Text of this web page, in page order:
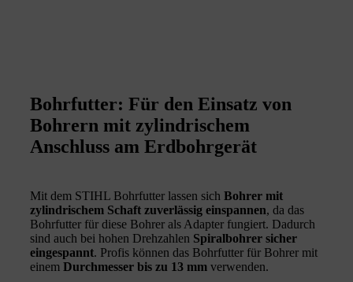
Bohrfutter: Für den Einsatz von
Bohrern mit zylindrischem
Anschluss am Erdbohrgerät
Mit dem STIHL Bohrfutter lassen sich Bohrer mit
zylindrischem Schaft zuverlässig einspannen, da das
Bohrfutter für diese Bohrer als Adapter fungiert. Dadurch
sind auch bei hohen Drehzahlen Spiralbohrer sicher
eingespannt. Profis können das Bohrfutter für Bohrer mit
einem Durchmesser bis zu 13 mm verwenden.